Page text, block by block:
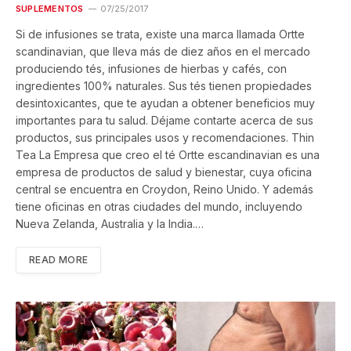
SUPLEMENTOS 07/25/2017
Si de infusiones se trata, existe una marca llamada Ortte
scandinavian, que lleva más de diez años en el mercado
produciendo tés, infusiones de hierbas y cafés, con
ingredientes 100% naturales. Sus tés tienen propiedades
desintoxicantes, que te ayudan a obtener beneficios muy
importantes para tu salud. Déjame contarte acerca de sus
productos, sus principales usos y recomendaciones. Thin
Tea La Empresa que creo el té Ortte escandinavian es una
empresa de productos de salud y bienestar, cuya oficina
central se encuentra en Croydon, Reino Unido. Y además
tiene oficinas en otras ciudades del mundo, incluyendo
Nueva Zelanda, Australia y la India.…
READ MORE